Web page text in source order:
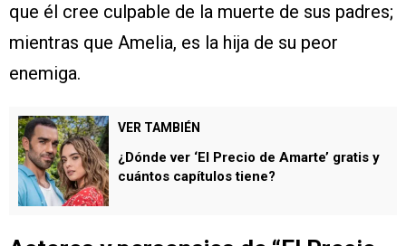
que él cree culpable de la muerte de sus padres;
mientras que Amelia, es la hija de su peor
enemiga.
VER TAMBIÉN
¿Dónde ver ‘El Precio de Amarte’ gratis y
cuántos capítulos tiene?